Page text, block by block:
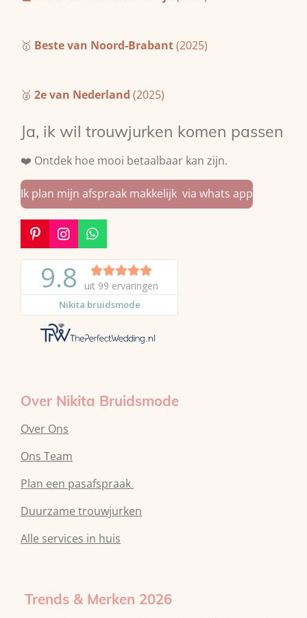
🥇 Beste van Noord-Brabant(2025)
🥈 2e van Nederland (2025)
Ja, ik wil trouwjurken komen passen
❤️ Ontdek hoe mooi betaalbaar kan zijn.
Ik plan mijn afspraak makkelijk via whats app
P
i
n
e
e
I
n
s
t
a
g
r
a
m
W
h
a
t
s
A
p
Over Nikita Bruidsmode
Over Ons
Ons Team
Plan een pasafspraak
Duurzame trouwjurken
Alle services in huis
Trends & Merken 2026